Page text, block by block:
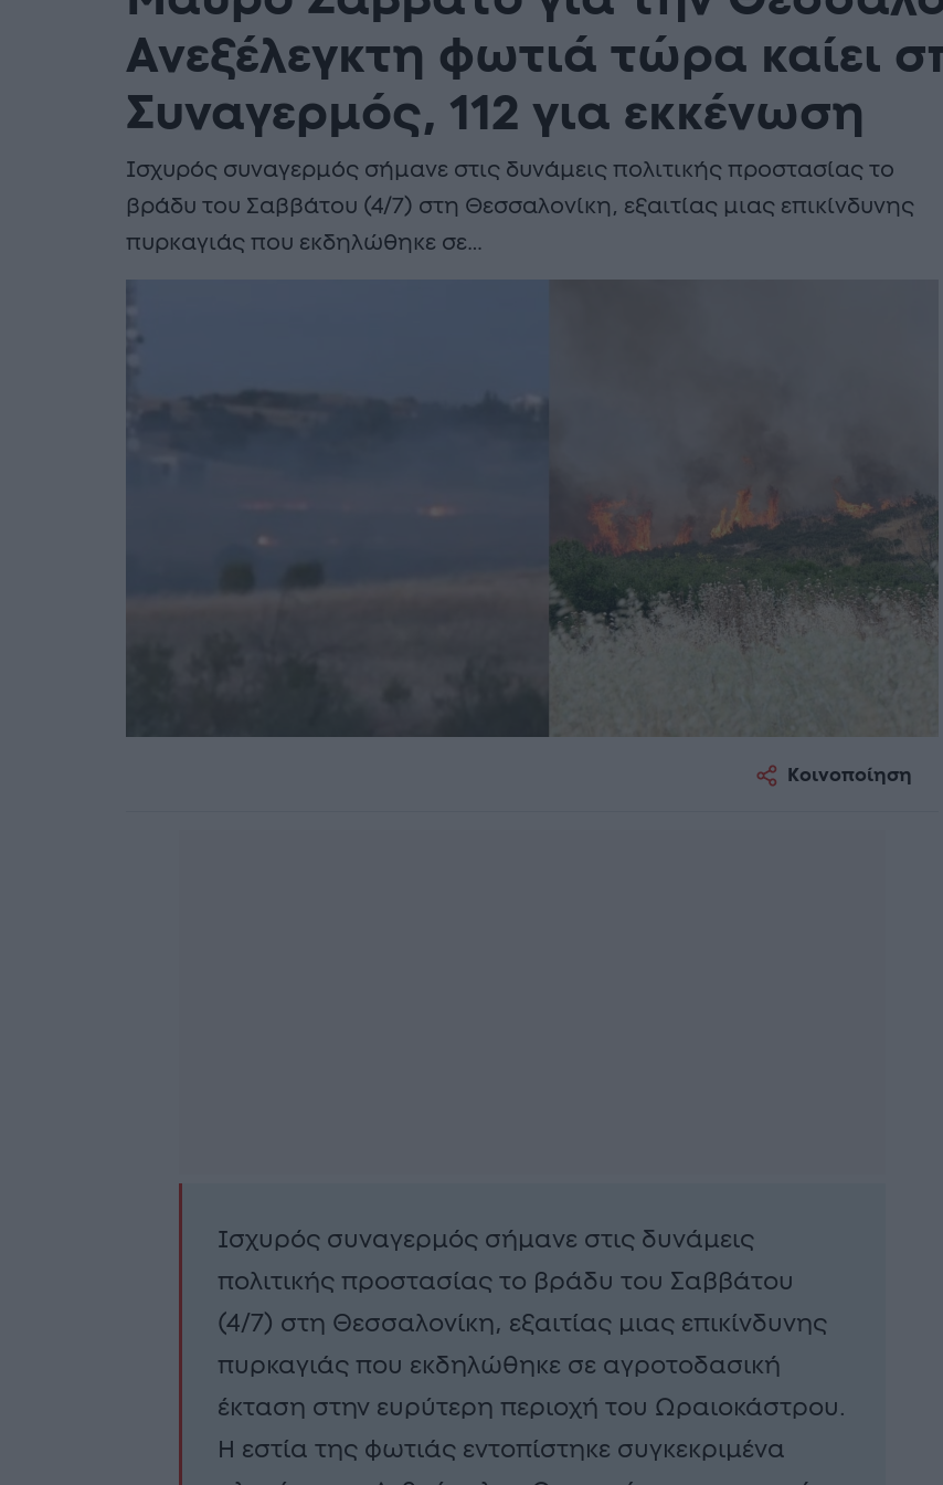
Ανεξέλεγκτη φωτιά τώρα καίει
Συναγερμός, 112 για εκκένωση
Ισχυρός συναγερμός σήμανε στις δυνάμεις πολιτικής προστασίας το
βράδυ του Σαββάτου (4/7) στη Θεσσαλονίκη, εξαιτίας μιας επικίνδυνης
πυρκαγιάς που εκδηλώθηκε σε…
Κοινοποίηση
Ισχυρός συναγερμός σήμανε στις δυνάμεις
πολιτικής προστασίας το βράδυ του Σαββάτου
(4/7) στη Θεσσαλονίκη, εξαιτίας μιας επικίνδυνης
πυρκαγιάς που εκδηλώθηκε σε αγροτοδασική
έκταση στην ευρύτερη περιοχή του Ωραιοκάστρου.
Η εστία της φωτιάς εντοπίστηκε συγκεκριμένα